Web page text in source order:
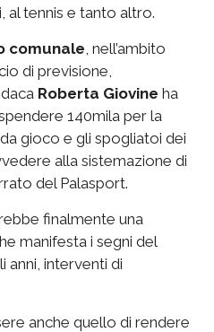
al tennis e tanto altro.
comunale , nell’ambito
di previsione,
Roberta Giovine ha
140mila per la
gioco e gli spogliatoi dei
alla sistemazione di
del Palasport.
finalmente una
manifesta i segni del
anni, interventi di
anche quello di rendere